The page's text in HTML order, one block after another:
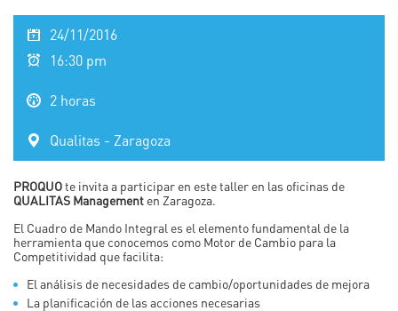
24/11/2016
16:30 pm
2 horas
Qualitas - Zaragoza
PROQUOte invita a participar en este taller en las oficinas de
QUALITAS Management en Zaragoza.
El Cuadro de Mando Integral es el elemento fundamental de la
herramienta que conocemos como Motor de Cambio para la
Competitividad que facilita:
El análisis de necesidades de cambio/oportunidades de mejora
La planificación de las acciones necesarias